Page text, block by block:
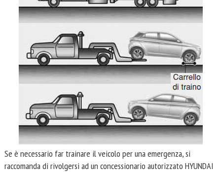
Se è necessario far trainare il veicolo per una emergenza, si
raccomanda di rivolgersi ad un concessionario autorizzato HYUNDAI